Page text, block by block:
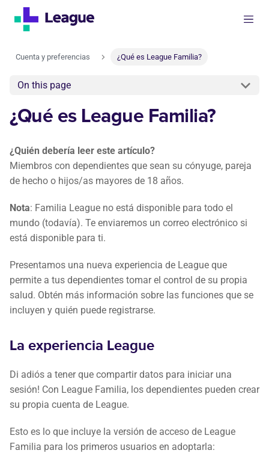
Cuenta y preferencias ¿Qué es League Familia?
On this page
¿Qué es League Familia?
¿Quién debería leer este artículo?
Miembros con dependientes que sean su cónyuge, pareja
de hecho o hijos/as mayores de 18 años.
Nota: Familia League no está disponible para todo el
mundo (todavía). Te enviaremos un correo electrónico si
está disponible para ti.
Presentamos una nueva experiencia de League que
permite a tus dependientes tomar el control de su propia
salud. Obtén más información sobre las funciones que se
incluyen y quién puede registrarse.
La experiencia League
Di adiós a tener que compartir datos para iniciar una
sesión! Con League Familia, los dependientes pueden crear
su propia cuenta de League.
Esto es lo que incluye la versión de acceso de League
Familia para los primeros usuarios en adoptarla: